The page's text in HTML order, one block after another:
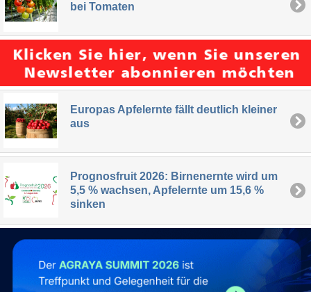
bei Tomaten
Europas Apfelernte fällt deutlich kleiner
aus
Prognosfruit 2026: Birnenernte wird um
5,5 % wachsen, Apfelernte um 15,6 %
sinken